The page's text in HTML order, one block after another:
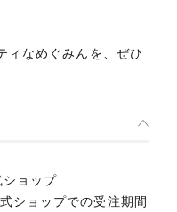
ィなめぐみんを、ぜひ
ョップ
ショップでの受注期間